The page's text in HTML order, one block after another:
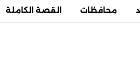
محافظات القصة الكاملة